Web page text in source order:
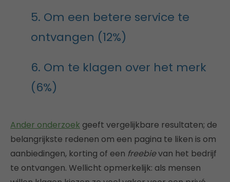
5. Om een betere service te
ontvangen (12%)
6. Om te klagen over het merk
(6%)
Ander onderzoek geeft vergelijkbare resultaten; de
belangrijkste redenen om een pagina te liken is om
aanbiedingen, korting of een freebievan het bedrijf
te ontvangen. Wellicht opmerkelijk: als mensen